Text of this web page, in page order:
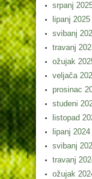
srpanj
lipanj 2025
svibanj
travanj
ožujak
veljača
prosinac
studeni
listopad
lipanj 2024
svibanj
travanj
ožujak